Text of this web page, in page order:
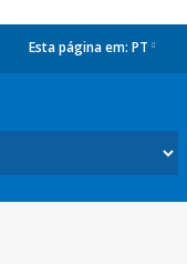
Esta página em: PT